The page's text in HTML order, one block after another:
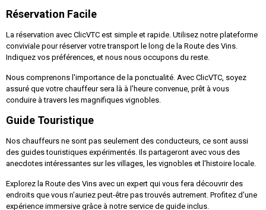
Réservation Facile
La réservation avec ClicVTC est simple et rapide. Utilisez notre plateforme
conviviale pour réserver votre transport le long de la Route des Vins.
Indiquez vos préférences, et nous nous occupons du reste.
Nous comprenons l'importance de la ponctualité. Avec ClicVTC, soyez
assuré que votre chauffeur sera là à l'heure convenue, prêt à vous
conduire à travers les magnifiques vignobles.
Guide Touristique
Nos chauffeurs ne sont pas seulement des conducteurs, ce sont aussi
des guides touristiques expérimentés. Ils partageront avec vous des
anecdotes intéressantes sur les villages, les vignobles et l'histoire locale.
Explorez la Route des Vins avec un expert qui vous fera découvrir des
endroits que vous n'auriez peut-être pas trouvés autrement. Profitez d'une
expérience immersive grâce à notre service de guide inclus.